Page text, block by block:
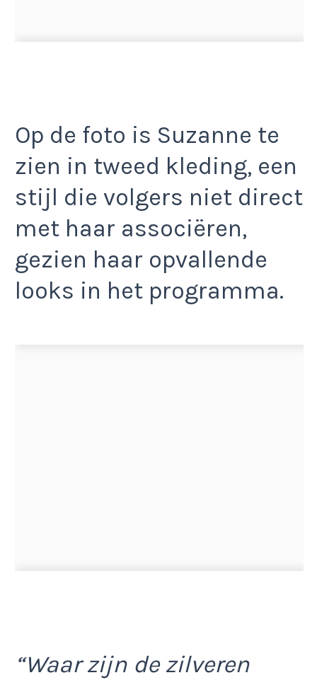
Op de foto is Suzanne te
zien in tweed kleding, een
stijl die volgers niet direct
met haar associëren,
gezien haar opvallende
looks in het programma.
“Waar zijn de zilveren